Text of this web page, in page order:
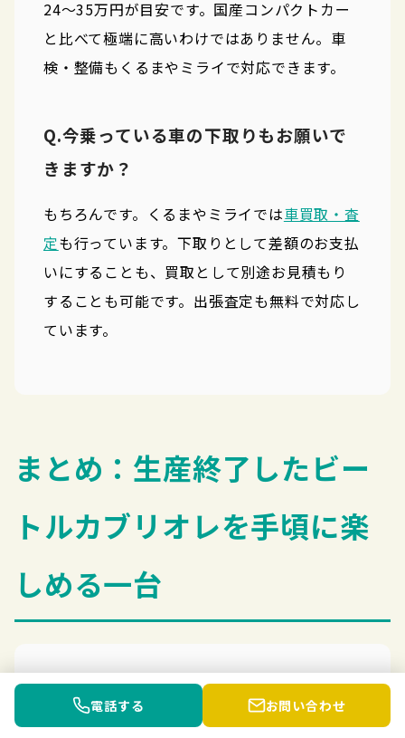
24〜35万円が目安です。国産コンパクトカー
と比べて極端に高いわけではありません。車
検・整備もくるまやミライで対応できます。
Q.今乗っている車の下取りもお願いで
きますか？
もちろんです。くるまやミライでは車買取・査
定も行っています。下取りとして差額のお支払
いにすることも、買取として別途お見積もり
することも可能です。出張査定も無料で対応し
ています。
まとめ：生産終了したビー
トルカブリオレを手頃に楽
しめる一台
今回ご紹介したフォルクスワーゲン ビートル
カブリオレ（平成25年式・走行150,000km・
電話する お問い合わせ